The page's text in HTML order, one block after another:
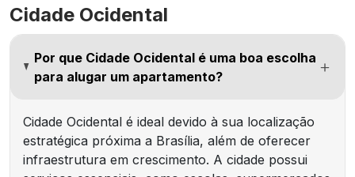
Cidade Ocidental
Por que Cidade Ocidental é uma boa escolha
para alugar um apartamento?
Cidade Ocidental é ideal devido à sua localização
estratégica próxima a Brasília, além de oferecer
infraestrutura em crescimento. A cidade possui